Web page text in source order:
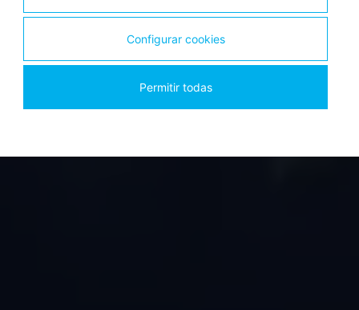
Ofrecemos soluciones integrales, inteligentes
e innovadoras para cualquier escenario y
empresa en materia de protección contra
Configurar cookies
Permitir todas